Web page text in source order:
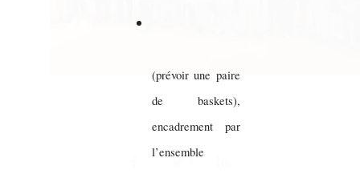
(prévoir une paire
de baskets),
encadrement par
l’ensemble